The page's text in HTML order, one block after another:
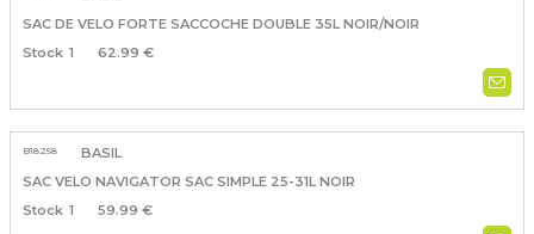
SAC DE VELO FORTE SACCOCHE DOUBLE 35L NOIR/NOIR
1
62.99 €
B18258
BASIL
SAC VELO NAVIGATOR SAC SIMPLE 25-31L NOIR
1
59.99 €